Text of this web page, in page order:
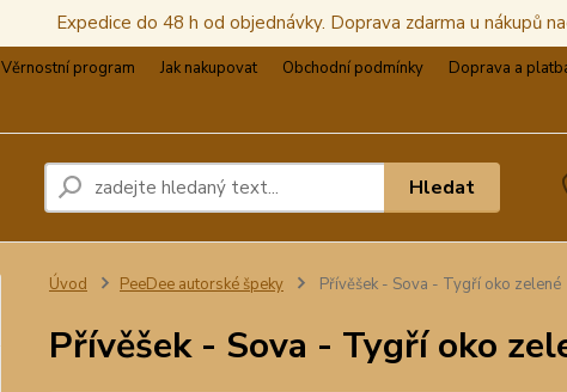
Expedice do 48 h od objednávky. Doprava zdarma u nákupů
Věrnostní program Jak nakupovat Obchodní podmínky Doprava a
Hledat
Úvod PeeDee autorské špeky Přívěšek - Sova - Tygří oko zelené
Přívěšek - Sova - Tygří oko